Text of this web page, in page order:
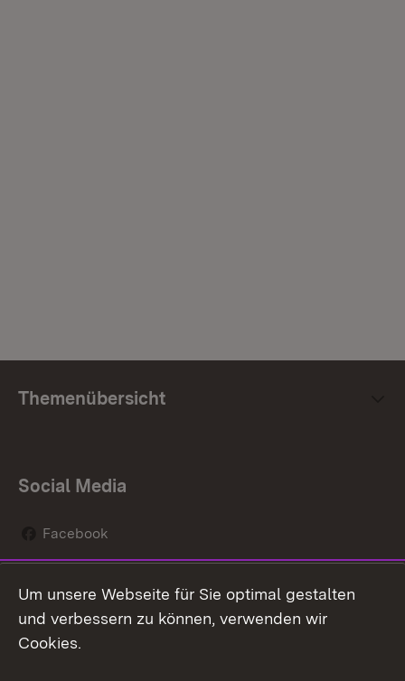
Themenübersicht
Social Media
Facebook
Social Wall
Youtube
Um unsere Webseite für Sie optimal gestalten
und verbessern zu können, verwenden wir
Cookies.